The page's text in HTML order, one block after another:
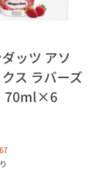
ッツ アソ
ス ラバーズ
70ml×6